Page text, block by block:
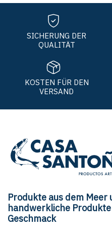
SICHERUNG DER
QUALITÄT
KOSTEN FÜR DEN
VERSAND
Produkte aus dem Meer
handwerkliche
Geschmack